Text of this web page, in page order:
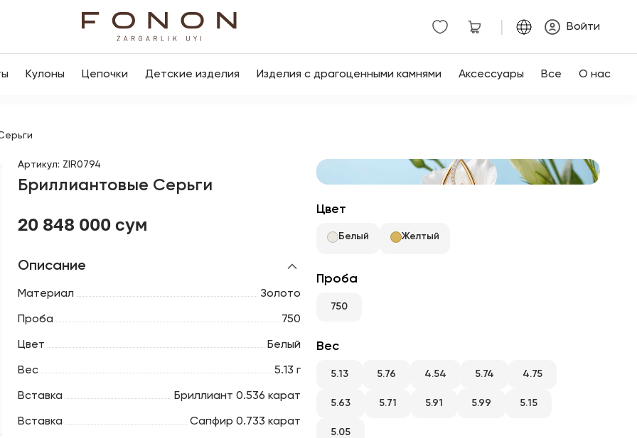
Войти
Кулоны Цепочки Детские изделия Изделия с драгоценными камнями Аксессуары Все О нас
Артикул: ZIR0794
Бриллиантовые Серьги
20 848 000 сум
Описание
Материал Золото
Проба 750
Цвет Белый
Вес 5.13 г
Вставка Бриллиант 0.536 карат
Вставка Сапфир 0.733 карат
Цвет
Белый Желтый
Проба
750
Вес
5.13 5.76 4.54 5.74 4.75
5.63 5.71 5.91 5.99 5.15
5.05